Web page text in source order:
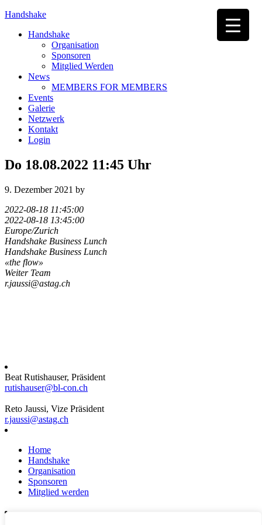
Handshake
Handshake
Organisation
Sponsoren
Mitglied Werden
News
MEMBERS FOR MEMBERS
Events
Galerie
Netzwerk
Kontakt
Login
Do 18.08.2022 11:45 Uhr
9. Dezember 2021 by
2022-08-18 11:45:00
2022-08-18 13:45:00
Europe/Zurich
Handshake Business Lunch
Handshake Business Lunch
«the flow»
Weiter Team
r.jaussi@astag.ch
Beat Rutishauser, Präsident
rutishauser@bl-con.ch
Reto Jaussi, Vize Präsident
r.jaussi@astag.ch
Home
Handshake
Organisation
Sponsoren
Mitglied werden